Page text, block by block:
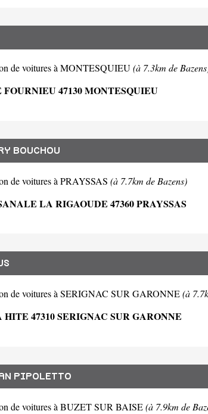
de voitures à MONTESQUIEU(à 7.3km de
47130 MONTESQUIEU
BOUCHOU
de voitures à PRAYSSAS (à 7.7km de Bazens)
LA RIGAOUDE 47360 PRAYSSAS
de voitures à SERIGNAC SUR GARONNE(à
47310 SERIGNAC SUR GARONNE
PIPOLETTO
de voitures à BUZET SUR BAISE(à 7.9km de